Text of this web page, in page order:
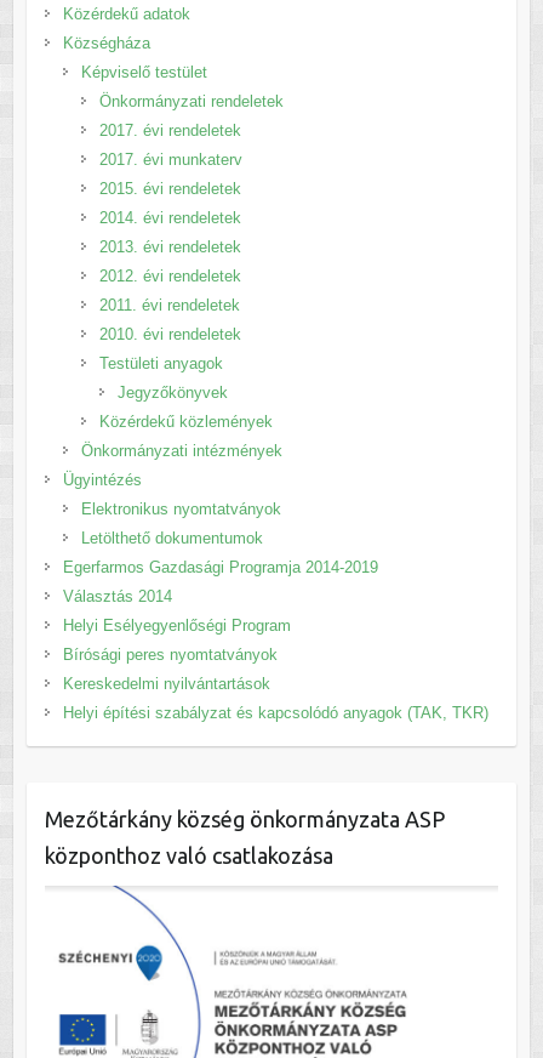
Közérdekű adatok
Községháza
Képviselő testület
Önkormányzati rendeletek
2017. évi rendeletek
2017. évi munkaterv
2015. évi rendeletek
2014. évi rendeletek
2013. évi rendeletek
2012. évi rendeletek
2011. évi rendeletek
2010. évi rendeletek
Testületi anyagok
Jegyzőkönyvek
Közérdekű közlemények
Önkormányzati intézmények
Ügyintézés
Elektronikus nyomtatványok
Letölthető dokumentumok
Egerfarmos Gazdasági Programja 2014-2019
Választás 2014
Helyi Esélyegyenlőségi Program
Bírósági peres nyomtatványok
Kereskedelmi nyilvántartások
Helyi építési szabályzat és kapcsolódó anyagok (TAK, TKR)
Mezőtárkány község önkormányzata ASP
központhoz való csatlakozása